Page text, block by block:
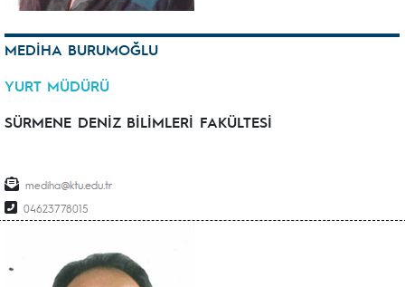
MEDİHA BURUMOĞLU
YURT MÜDÜRÜ
SÜRMENE DENİZ BİLİMLERİ FAKÜLTESİ
mediha
04623778015